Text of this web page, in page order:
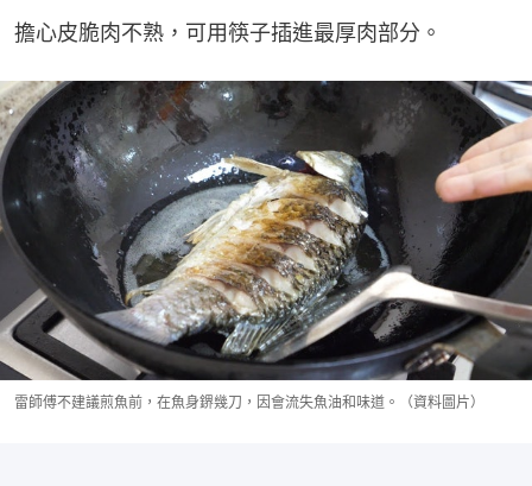
擔心皮脆肉不熟，可用筷子插進最厚肉部分。
雷師傅不建議煎魚前，在魚身鎅幾刀，因會流失魚油和味道。（資料圖片）